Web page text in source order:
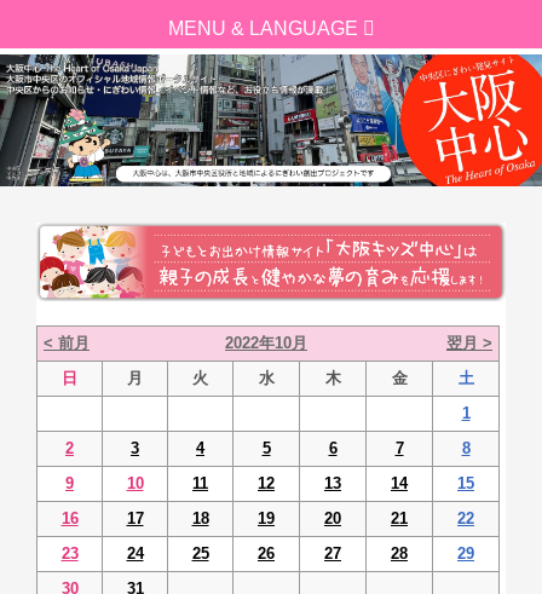
< 前月 2022年10月
翌月 >
日
月 火 水 木 金
土
1
2
3 4 5 6 7
8
9
10 11 12 13 14
15
16
17 18 19 20 21
22
23
24 25 26 27 28
29
30
31